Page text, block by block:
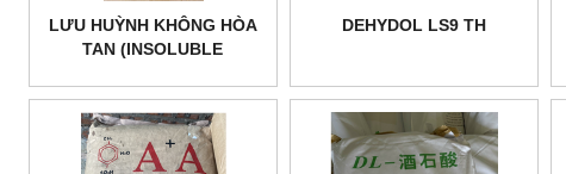
LƯU HUỲNH KHÔNG HÒA
TAN (INSOLUBLE
DEHYDOL LS9 TH